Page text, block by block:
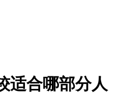
适合哪部分人